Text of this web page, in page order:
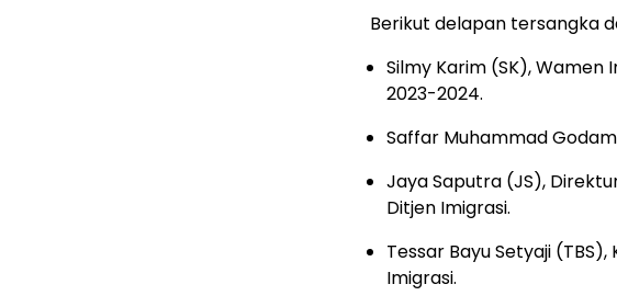
Berikut delapan tersangka
Silmy Karim (SK), Wamen
2023-2024.
Saffar Muhammad
Jaya Saputra (JS),
Ditjen Imigrasi.
Tessar Bayu Setyaji
Imigrasi.